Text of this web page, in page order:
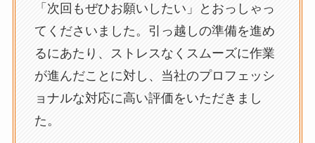
「次回もぜひお願いしたい」とおっしゃっ
てくださいました。引っ越しの準備を進め
るにあたり、ストレスなくスムーズに作業
が進んだことに対し、当社のプロフェッシ
ョナルな対応に高い評価をいただきまし
た。